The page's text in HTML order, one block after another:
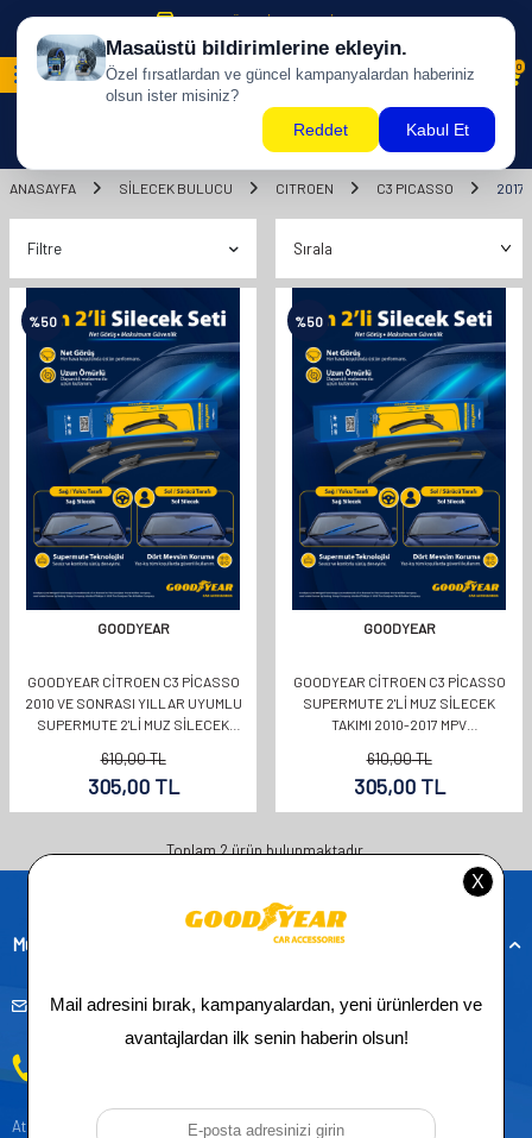
500 TL ÜZERİ KARGO BİZDEN !
0
ANASAYFA SILECEK BULUCU CITROEN C3 PICASSO 2017
Filtre
%50
GOODYEAR
GOODYEAR CITROEN C3 PICASSO
2010 VE SONRASI YILLAR UYUMLU
SUPERMUTE 2'LI MUZ SILECEK
610,00TL
305,00TL
%50
GOODYEAR
GOODYEAR CITROEN C3 PICASSO
SUPERMUTE 2'LI MUZ SILECEK
TAKIMI 2010-2017 MPV
610,00TL
305,00TL
Toplam2ürün bulunmaktadır.
Müşteri Hizmetleri
musteridestek@goodyearotoaksesuar.com.tr
Atatürk, Kıraç Mevkii, Orhan Veli Cd. D:No:19, 34522 Esenyurt/İstanbul